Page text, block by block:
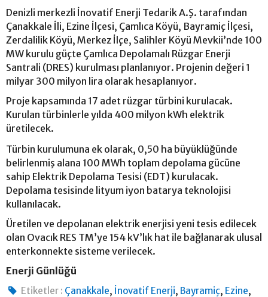
Denizli merkezli İnovatif Enerji Tedarik A.Ş. tarafından
Çanakkale İli, Ezine İlçesi, Çamlıca Köyü, Bayramiç İlçesi,
Zerdalilik Köyü, Merkez İlçe, Salihler Köyü Mevkii’nde 100
MW kurulu güçte Çamlıca Depolamalı Rüzgar Enerji
Santrali (DRES) kurulması planlanıyor. Projenin değeri 1
milyar 300 milyon lira olarak hesaplanıyor.
Proje kapsamında 17 adet rüzgar türbini kurulacak.
Kurulan türbinlerle yılda 400 milyon kWh elektrik
üretilecek.
Türbin kurulumuna ek olarak, 0,50 ha büyüklüğünde
belirlenmiş alana 100 MWh toplam depolama gücüne
sahip Elektrik Depolama Tesisi (EDT) kurulacak.
Depolama tesisinde lityum iyon batarya teknolojisi
kullanılacak.
Üretilen ve depolanan elektrik enerjisi yeni tesis edilecek
olan Ovacık RES TM’ye 154 kV’lık hat ile bağlanarak ulusal
enterkonnekte sisteme verilecek.
Enerji Günlüğü
Etiketler : Çanakkale, İnovatif Enerji, Bayramiç, Ezine,